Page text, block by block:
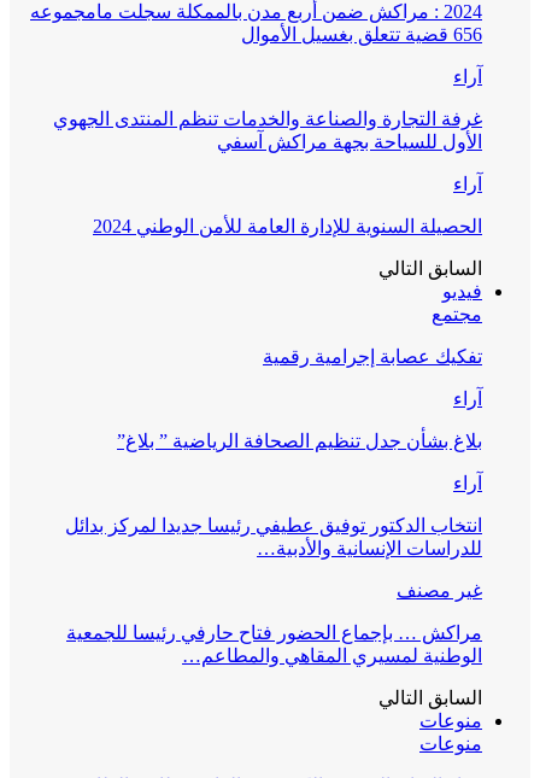
2024 : مراكش ضمن أربع مدن بالممكلة سجلت مامجموعه
656 قضية تتعلق بغسيل الأموال
آراء
غرفة التجارة والصناعة والخدمات تنظم المنتدى الجهوي
الأول للسياحة بجهة مراكش آسفي
آراء
الحصيلة السنوية للإدارة العامة للأمن الوطني 2024
السابق التالي
فيديو
مجتمع
تفكيك عصابة إجرامية رقمية
آراء
بلاغ بشأن جدل تنظيم الصحافة الرياضية ” بلاغ”
آراء
انتخاب الدكتور توفيق عطيفي رئيسا جديدا لمركز بدائل
للدراسات الإنسانية والأدبية…
غير مصنف
مراكش … بإجماع الحضور فتاح حارفي رئيسا للجمعية
الوطنية لمسيري المقاهي والمطاعم…
السابق التالي
منوعات
منوعات